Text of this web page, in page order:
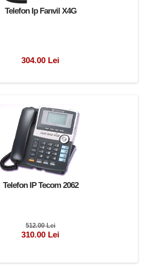
Telefon Ip Fanvil X4G
304.00 Lei
Telefon IP Tecom 2062
512.00 Lei
310.00 Lei